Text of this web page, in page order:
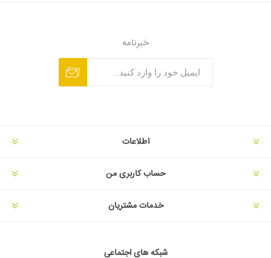
خبرنامه
اطلاعات
حساب کاربری من
خدمات مشتریان
شبکه های اجتماعی